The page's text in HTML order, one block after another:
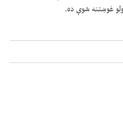
غوښتنه شوې ده.